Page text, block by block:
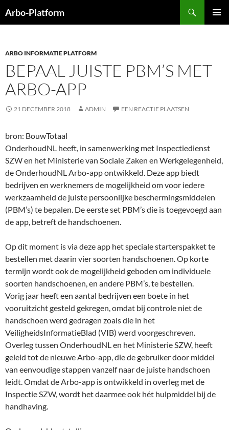
naar
Arbo-Platform
ARBO INFORMATIE PLATFORM
BEPAAL JUISTE PBM’S MET
ARBO-APP
21 DECEMBER 2018 ADMIN EEN REACTIE PLAATSEN
bron: BouwTotaal
OnderhoudNL heeft, in samenwerking met Inspectiedienst
SZW en het Ministerie van Sociale Zaken en Werkgelegenheid,
de OnderhoudNL Arbo-app ontwikkeld. Deze app biedt
bedrijven en werknemers de mogelijkheid om voor iedere
werkzaamheid de juiste persoonlijke beschermingsmiddelen
(PBM’s) te bepalen. De eerste set PBM’s die is toegevoegd aan
de app, betreft de handschoenen.
Op dit moment is via deze app het speciale starterspakket te
bestellen met daarin vier soorten handschoenen. Op korte
termijn wordt ook de mogelijkheid geboden om individuele
soorten handschoenen, en andere PBM’s, te bestellen.
Vorig jaar heeft een aantal bedrijven een boete in het
vooruitzicht gesteld gekregen, omdat bij controle niet de
handschoen werd gedragen zoals die in het
VeiligheidsInformatieBlad (VIB) werd voorgeschreven.
Overleg tussen OnderhoudNL en het Ministerie SZW, heeft
geleid tot de nieuwe Arbo-app, die de gebruiker door middel
van eenvoudige stappen vanzelf naar de juiste handschoen
leidt. Omdat de Arbo-app is ontwikkeld in overleg met de
Inspectie SZW, wordt het daarmee ook hét hulpmiddel bij de
handhaving.